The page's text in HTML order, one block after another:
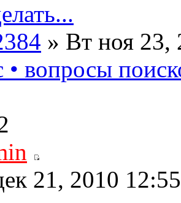
» Вт ноя 23,
• вопросы
21, 2010